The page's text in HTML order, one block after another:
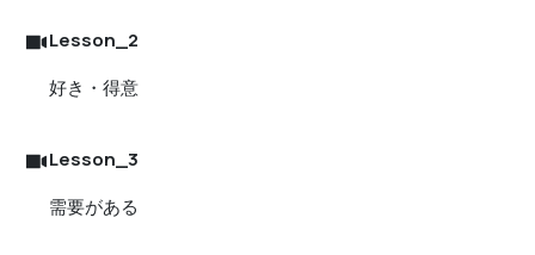
Lesson_2
好き・得意
Lesson_3
需要がある